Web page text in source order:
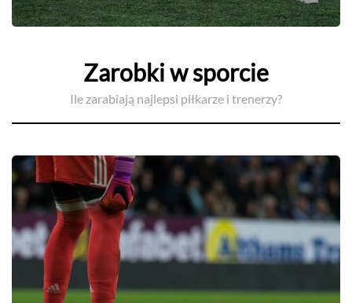
Zarobki w sporcie
Ile zarabiają najlepsi piłkarze i trenerzy?